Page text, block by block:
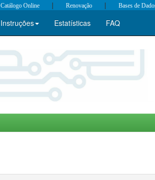
Catálogo Online | Renovação | Bases de
Instruções Estatísticas FAQ